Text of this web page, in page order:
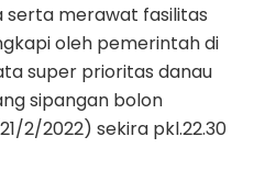
serta merawat fasilitas
oleh pemerintah di
super prioritas danau
sipangan bolon
2/2022) sekira pkl.22.30